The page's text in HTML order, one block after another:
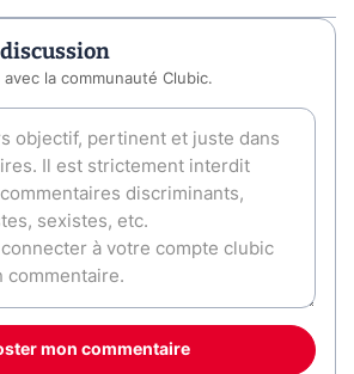
la communauté Clubic.
mon commentaire